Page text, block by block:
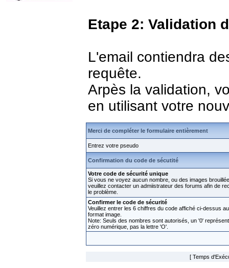
Etape 2: Validation
L'email contiendra
requête.
Arpès la validation,
en utilisant votre
Merci de compléter le formulaire entièrement
Entrez votre pseudo
Confirmation du code de sécutité
Votre code de sécurité unique
Si vous ne voyez aucun nombre, ou des images
veuillez contacter un admiistrateur des forums afin de
le problème.
Confirmer le code de sécurité
Veuillez entrer les 6 chiffres du code affiché ci-dessus au
format image.
Note: Seuls des nombres sont autorisés, un '0'
zéro numérique, pas la lettre 'O'.
[ Temps